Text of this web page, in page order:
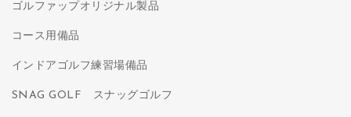
ゴルファップオリジナル製品
コース用備品
インドアゴルフ練習場備品
SNAG GOLF スナッグゴルフ